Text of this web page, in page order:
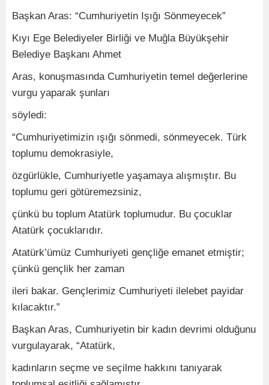
Başkan Aras: “Cumhuriyetin Işığı Sönmeyecek”
Kıyı Ege Belediyeler Birliği ve Muğla Büyükşehir
Belediye Başkanı Ahmet
Aras, konuşmasında Cumhuriyetin temel değerlerine
vurgu yaparak şunları
söyledi:
“Cumhuriyetimizin ışığı sönmedi, sönmeyecek. Türk
toplumu demokrasiyle,
özgürlükle, Cumhuriyetle yaşamaya alışmıştır. Bu
toplumu geri götüremezsiniz,
çünkü bu toplum Atatürk toplumudur. Bu çocuklar
Atatürk çocuklarıdır.
Atatürk’ümüz Cumhuriyeti gençliğe emanet etmiştir;
çünkü gençlik her zaman
ileri bakar. Gençlerimiz Cumhuriyeti ilelebet payidar
kılacaktır.”
Başkan Aras, Cumhuriyetin bir kadın devrimi olduğunu
vurgulayarak, “Atatürk,
kadınların seçme ve seçilme hakkını tanıyarak